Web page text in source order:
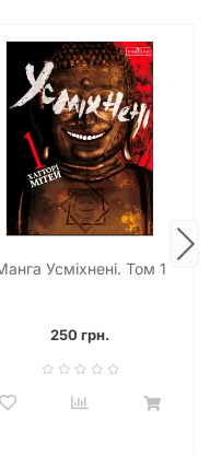
Усміхнені. Том 1
250 грн.